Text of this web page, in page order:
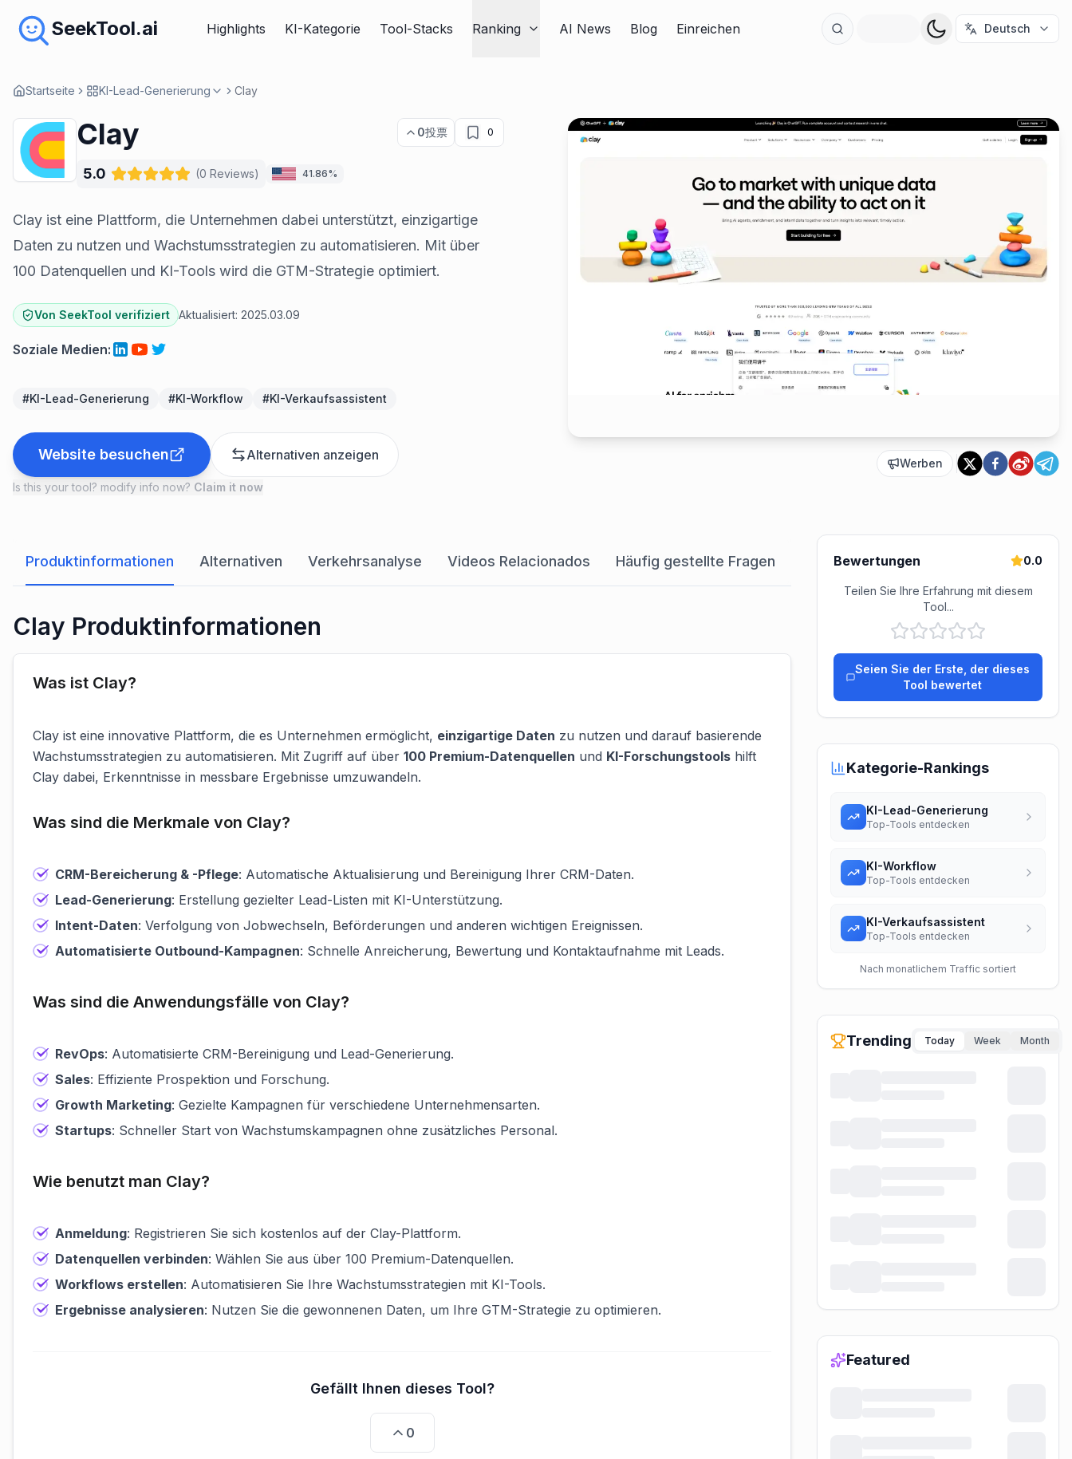
SeekTool.ai Highlights KI-Kategorie Tool-Stacks Ranking AI News Blog Einreichen Deutsch
Startseite KI-Lead-Generierung Clay
Clay 0投票 0
5.0 (0 Reviews) 41.86%
Clay ist eine Plattform, die Unternehmen dabei unterstützt, einzigartige
Daten zu nutzen und Wachstumsstrategien zu automatisieren. Mit über
100 Datenquellen und KI-Tools wird die GTM-Strategie optimiert.
Von SeekTool verifiziert Aktualisiert: 2025.03.09
Soziale Medien:
#KI-Lead-Generierung #KI-Workflow #KI-Verkaufsassistent
Website besuchen Alternativen anzeigen
Is this your tool? modify info now? Claim it now
Werben
Produktinformationen Alternativen Verkehrsanalyse Videos Relacionados Häufig gestellte Fragen Bewertungen Preisgestaltung
Clay Produktinformationen
Was ist Clay?
Clay ist eine innovative Plattform, die es Unternehmen ermöglicht, einzigartige Daten zu nutzen und darauf basierende
Wachstumsstrategien zu automatisieren. Mit Zugriff auf über 100 Premium-Datenquellen und KI-Forschungstools hilft
Clay dabei, Erkenntnisse in messbare Ergebnisse umzuwandeln.
Was sind die Merkmale von Clay?
CRM-Bereicherung & -Pflege: Automatische Aktualisierung und Bereinigung Ihrer CRM-Daten.
Lead-Generierung: Erstellung gezielter Lead-Listen mit KI-Unterstützung.
Intent-Daten: Verfolgung von Jobwechseln, Beförderungen und anderen wichtigen Ereignissen.
Automatisierte Outbound-Kampagnen: Schnelle Anreicherung, Bewertung und Kontaktaufnahme mit Leads.
Was sind die Anwendungsfälle von Clay?
RevOps: Automatisierte CRM-Bereinigung und Lead-Generierung.
Sales: Effiziente Prospektion und Forschung.
Growth Marketing: Gezielte Kampagnen für verschiedene Unternehmensarten.
Startups: Schneller Start von Wachstumskampagnen ohne zusätzliches Personal.
Wie benutzt man Clay?
Anmeldung: Registrieren Sie sich kostenlos auf der Clay-Plattform.
Datenquellen verbinden: Wählen Sie aus über 100 Premium-Datenquellen.
Workflows erstellen: Automatisieren Sie Ihre Wachstumsstrategien mit KI-Tools.
Ergebnisse analysieren: Nutzen Sie die gewonnenen Daten, um Ihre GTM-Strategie zu optimieren.
Gefällt Ihnen dieses Tool?
0
Bewertungen 0.0
Teilen Sie Ihre Erfahrung mit diesem
Tool...
Seien Sie der Erste, der dieses
Tool bewertet
Kategorie-Rankings
KI-Lead-Generierung
Top-Tools entdecken
KI-Workflow
Top-Tools entdecken
KI-Verkaufsassistent
Top-Tools entdecken
Nach monatlichem Traffic sortiert
Trending Today Week Month
Featured